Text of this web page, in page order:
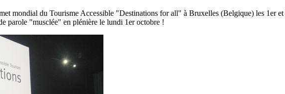
mondial du Tourisme Accessible "Destinations for all" à Bruxelles (Belgique) les 1er
parole "musclée" en plénière le lundi 1er octobre !